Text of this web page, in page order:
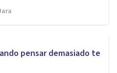
pensar demasiado te